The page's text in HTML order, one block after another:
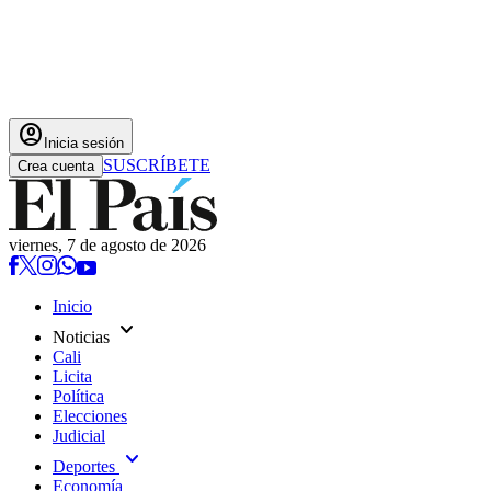
account_circle Inicia sesión
Crea cuenta SUSCRÍBETE
viernes, 7 de agosto de 2026
Inicio
Noticias expand_more
Cali
Licita
Política
Elecciones
Judicial
Deportes expand_more
Economía